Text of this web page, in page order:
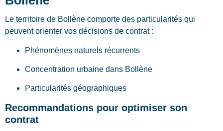
Le territoire de Bollène comporte des particularités qui
peuvent orienter vos décisions de contrat :
Phénomènes naturels récurrents
Concentration urbaine dans Bollène
Particularités géographiques
Recommandations pour optimiser son
contrat